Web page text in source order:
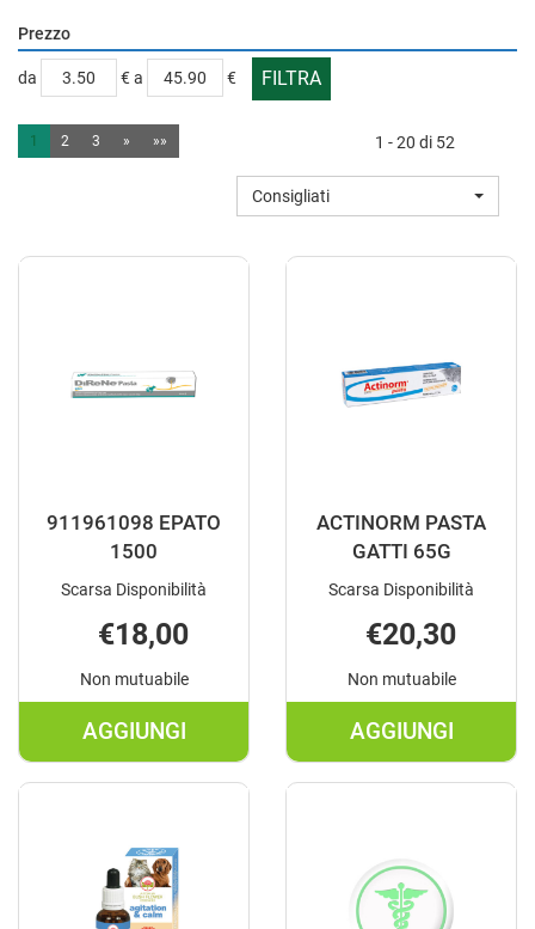
Prezzo
filtra
da €
filtra
a €
1 2 3 » »» 1 - 20 di 52
Consigliati
911961098 EPATO
1500
Scarsa Disponibilità
€18,00
Non mutuabile
AGGIUNGI
AGGIUNGI 911961098
EPATO
CARRELLO
ACTINORM PASTA
GATTI 65G
Scarsa Disponibilità
€20,30
Non mutuabile
AGGIUNGI
AGGIUNGI
PASTA
CARRELLO